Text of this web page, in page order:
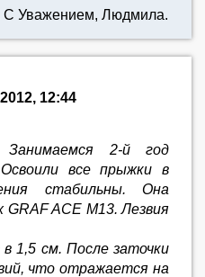
Уважением, Людмила.
12:44
2-й год
все прыжки в
стабильны. Она
ACE M13. Лезвия
1,5 см. После заточки
что отражается на